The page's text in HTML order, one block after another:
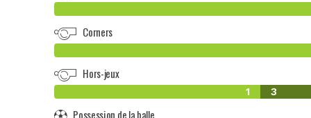
Corners
Hors-jeux
1 3
Possession de la balle